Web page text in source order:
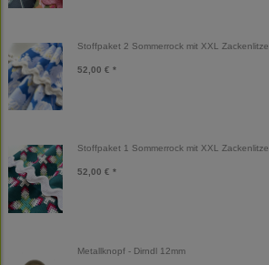
Stoffpaket 2 Sommerrock mit XXL Zackenlitze
52,00 € *
Stoffpaket 1 Sommerrock mit XXL Zackenlitze
52,00 € *
Metallknopf - Dirndl 12mm